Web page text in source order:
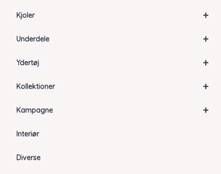
+
Kjoler
+
Underdele
+
Ydertøj
+
Kollektioner
+
Kampagne
Interiør
Diverse